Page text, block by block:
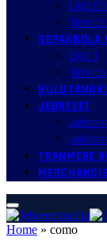
Liga
SEPAKBOLA
Liga 1
Timnas
JEBREEET
TRANMERE
Home » como